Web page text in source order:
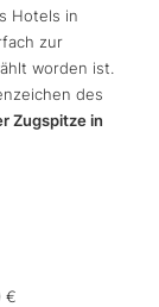
Hotels in
zur
worden ist.
des
Zugspitze in
€